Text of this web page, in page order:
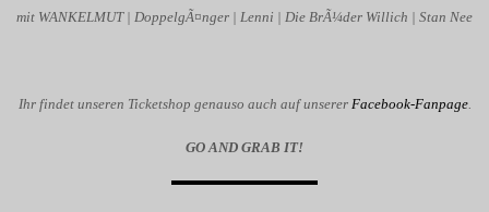
mit WANKELMUT | DoppelgÃ¤nger | Lenni | Die BrÃ¼der Willich | Stan Nee
Ihr findet unseren Ticketshop genauso auch auf unserer Facebook-Fanpage.
GO AND GRAB IT!